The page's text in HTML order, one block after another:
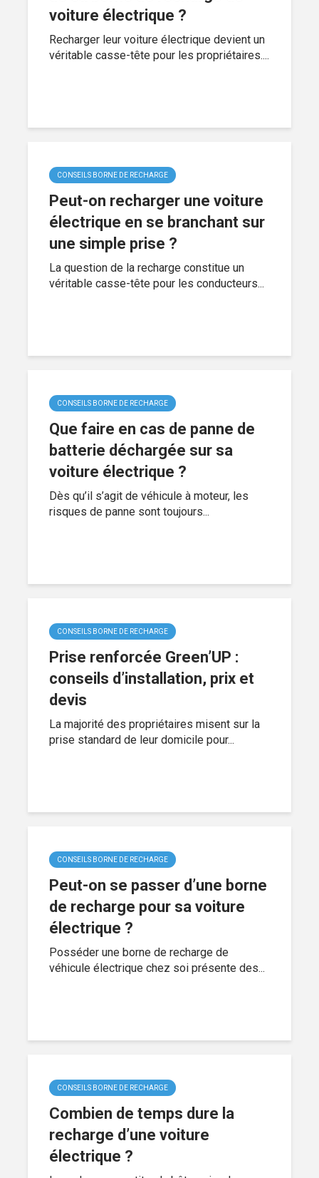
voiture électrique ?
Recharger leur voiture électrique devient un
véritable casse-tête pour les propriétaires....
CONSEILS BORNE DE RECHARGE
Peut-on recharger une voiture
électrique en se branchant sur
une simple prise ?
La question de la recharge constitue un
véritable casse-tête pour les conducteurs...
CONSEILS BORNE DE RECHARGE
Que faire en cas de panne de
batterie déchargée sur sa
voiture électrique ?
Dès qu’il s’agit de véhicule à moteur, les
risques de panne sont toujours...
CONSEILS BORNE DE RECHARGE
Prise renforcée Green’UP :
conseils d’installation, prix et
devis
La majorité des propriétaires misent sur la
prise standard de leur domicile pour...
CONSEILS BORNE DE RECHARGE
Peut-on se passer d’une borne
de recharge pour sa voiture
électrique ?
Posséder une borne de recharge de
véhicule électrique chez soi présente des...
CONSEILS BORNE DE RECHARGE
Combien de temps dure la
recharge d’une voiture
électrique ?